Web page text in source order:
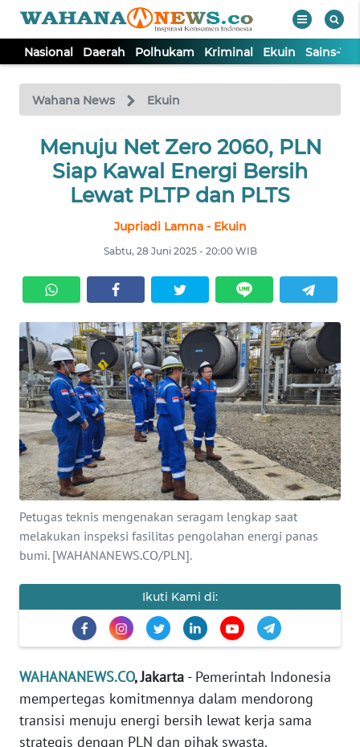
Nasional Daerah Polhukam Kriminal Ekuin Sains-
Wahana News Ekuin
Menuju Net Zero 2060, PLN
Siap Kawal Energi Bersih
Lewat PLTP dan PLTS
Jupriadi Lamna - Ekuin
Sabtu, 28 Juni 2025 - 20:00 WIB
Petugas teknis mengenakan seragam lengkap saat
melakukan inspeksi fasilitas pengolahan energi panas
bumi. [WAHANANEWS.CO/PLN].
Ikuti Kami di:
WAHANANEWS.CO, Jakarta - Pemerintah Indonesia
mempertegas komitmennya dalam mendorong
transisi menuju energi bersih lewat kerja sama
strategis dengan PLN dan pihak swasta.
TV
Tutup
NASIONAL
KRIMINAL
EKUIN
SAINS-TEKNO
KESEHATAN
INTERNASIONAL
SERBA-SERBI
PENDIDIKAN
EDITORIAL
Informasi